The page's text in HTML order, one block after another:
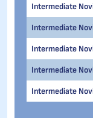
Intermediate
Intermediate
Intermediate
Intermediate
Intermediate